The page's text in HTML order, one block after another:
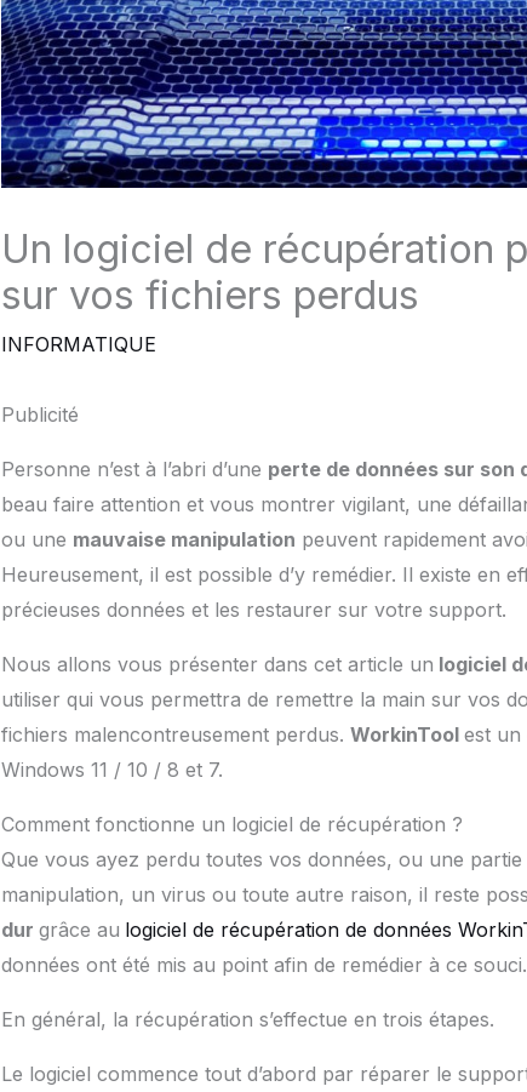
Un logiciel de récupération
sur vos fichiers perdus
INFORMATIQUE
Publicité
Personne n’est à l’abri d’une perte de données sur son
beau faire attention et vous montrer vigilant, une
ou une mauvaise manipulation peuvent rapidement
Heureusement, il est possible d’y remédier. Il existe en
précieuses données et les restaurer sur votre support.
Nous allons vous présenter dans cet article un logiciel
utiliser qui vous permettra de remettre la main sur vos
fichiers malencontreusement perdus. WorkinTool est un
Windows 11 / 10 / 8 et 7.
Comment fonctionne un logiciel de récupération ?
Que vous ayez perdu toutes vos données, ou une partie
manipulation, un virus ou toute autre raison, il reste
dur grâce au logiciel de récupération de données
données ont été mis au point afin de remédier à ce souci.
En général, la récupération s’effectue en trois étapes.
Le logiciel commence tout d’abord par réparer le